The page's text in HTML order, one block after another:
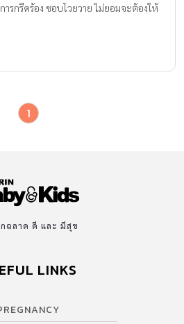
ารกรีดร้อง ชอบโวยวาย ไม่ยอมจะต้องให้
ะนำจากผู้เชี่ยวชาญในการปราบลูกมาให้
1
ฉลาด ดี และ มีสุข
LINKS